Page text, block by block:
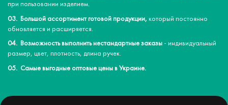
при пользовании изделием.
Большой ассортимент готовой продукции, который постоянно
обновляется и расширяется.
Возможность выполнить нестандартные заказы- индивидуальный
размер, цвет, плотность, длина ручек.
Самые выгодные оптовые цены в Украине.